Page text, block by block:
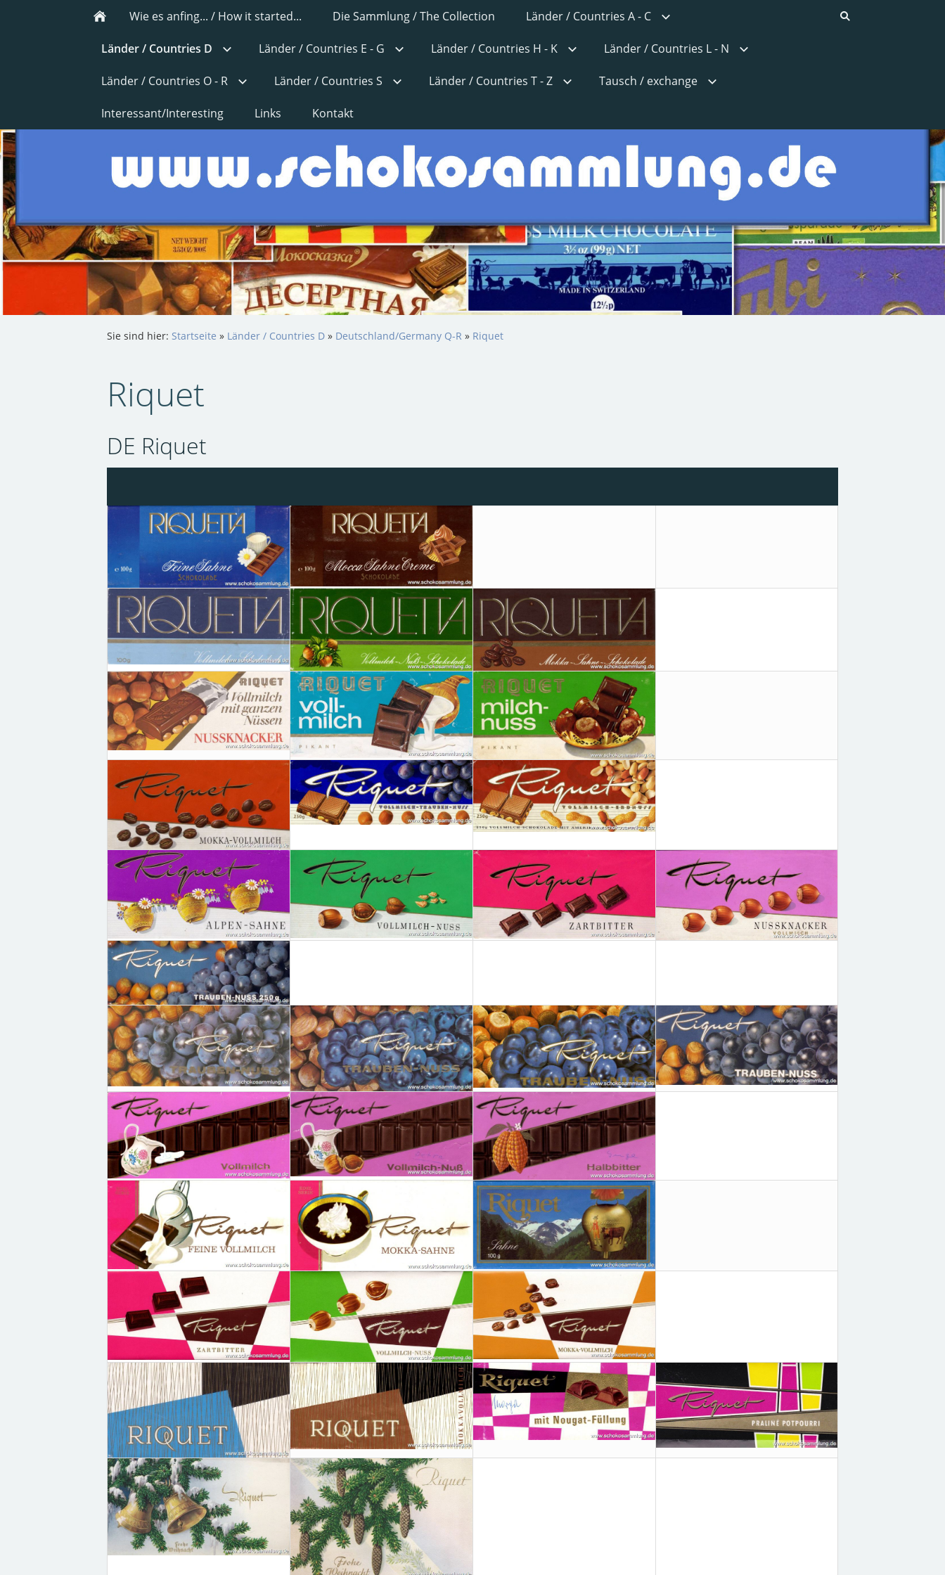
Wie es anfing... / How it started... Die Sammlung / The Collection Länder / Countries A - C
Länder / Countries D Länder / Countries E - G Länder / Countries H - K Länder / Countries L - N
Länder / Countries O - R Länder / Countries S Länder / Countries T - Z Tausch / exchange
Interessant/Interesting Links Kontakt
Sie sind hier: Startseite » Länder / Countries D » Deutschland/Germany Q-R » Riquet
Riquet
DE Riquet